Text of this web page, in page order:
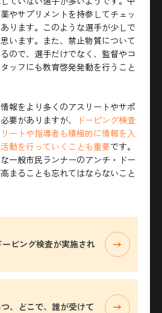
やサプリメントを持参してチェッ
ります。このような選手が少しで
います。また、禁止物質について
ので、選手だけでなく、監督やコ
ッフにも教育啓発発動を行うこと
報をより多くのアスリートやサポ
要がありますが、
ドーピング検査
ートや指導者も積極的に情報を入
動を行っていくことも重要です。
一般市民ランナーのアンチ・ドー
まることも忘れてはならないこと
ピング検査が実施され
、どこで、誰が受けて